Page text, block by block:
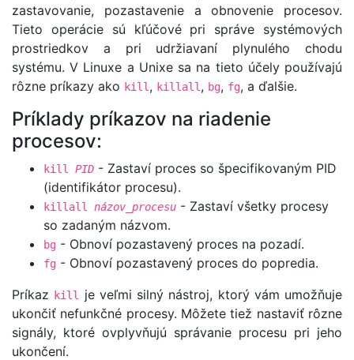
zastavovanie, pozastavenie a obnovenie procesov.
Tieto operácie sú kľúčové pri správe systémových
prostriedkov a pri udržiavaní plynulého chodu
systému. V Linuxe a Unixe sa na tieto účely používajú
rôzne príkazy ako kill , killall , bg, fg, a ďalšie.
Príklady príkazov na riadenie
procesov:
kill PID - Zastaví proces so špecifikovaným PID
(identifikátor procesu).
killall názov_procesu - Zastaví všetky procesy
so zadaným názvom.
bg - Obnoví pozastavený proces na pozadí.
fg - Obnoví pozastavený proces do popredia.
Príkaz kill
je veľmi silný nástroj, ktorý vám umožňuje
ukončiť nefunkčné procesy. Môžete tiež nastaviť rôzne
signály, ktoré ovplyvňujú správanie procesu pri jeho
ukončení.